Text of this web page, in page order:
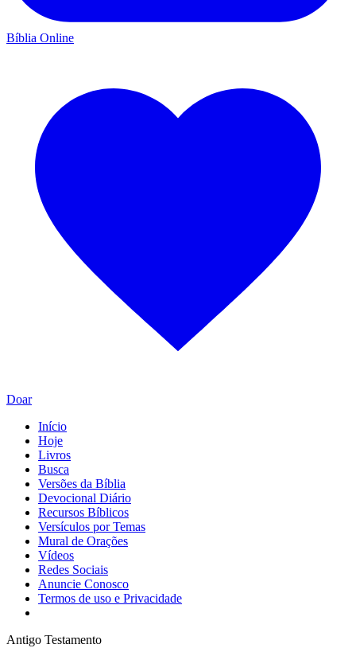
Bíblia Online
Doar
Início
Hoje
Livros
Busca
Versões da Bíblia
Devocional Diário
Recursos Bíblicos
Versículos por Temas
Mural de Orações
Vídeos
Redes Sociais
Anuncie Conosco
Termos de uso e Privacidade
Antigo Testamento